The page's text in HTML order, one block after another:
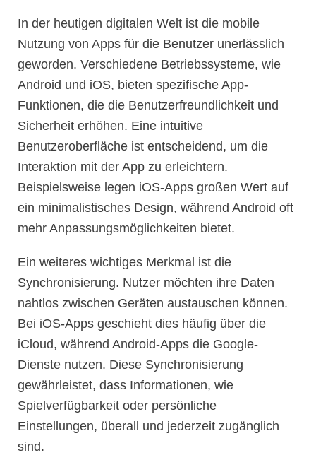
In der heutigen digitalen Welt ist die mobile
Nutzung von Apps für die Benutzer unerlässlich
geworden. Verschiedene Betriebssysteme, wie
Android und iOS, bieten spezifische App-
Funktionen, die die Benutzerfreundlichkeit und
Sicherheit erhöhen. Eine intuitive
Benutzeroberfläche ist entscheidend, um die
Interaktion mit der App zu erleichtern.
Beispielsweise legen iOS-Apps großen Wert auf
ein minimalistisches Design, während Android oft
mehr Anpassungsmöglichkeiten bietet.
Ein weiteres wichtiges Merkmal ist die
Synchronisierung. Nutzer möchten ihre Daten
nahtlos zwischen Geräten austauschen können.
Bei iOS-Apps geschieht dies häufig über die
iCloud, während Android-Apps die Google-
Dienste nutzen. Diese Synchronisierung
gewährleistet, dass Informationen, wie
Spielverfügbarkeit oder persönliche
Einstellungen, überall und jederzeit zugänglich
sind.